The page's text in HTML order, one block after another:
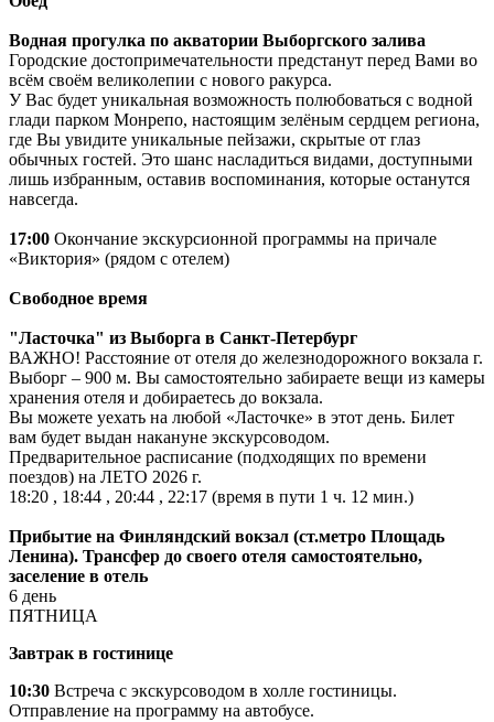
Водная прогулка по акватории Выборгского залива
Городские достопримечательности предстанут перед Вами во
всём своём великолепии с нового ракурса.
У Вас будет уникальная возможность полюбоваться с водной
глади парком Монрепо, настоящим зелёным сердцем региона,
где Вы увидите уникальные пейзажи, скрытые от глаз
обычных гостей. Это шанс насладиться видами, доступными
лишь избранным, оставив воспоминания, которые останутся
навсегда.
17:00 Окончание экскурсионной программы на причале
«Виктория» (рядом с отелем)
Свободное время
"Ласточка" из Выборга в Санкт-Петербург
ВАЖНО! Расстояние от отеля до железнодорожного вокзала г.
Выборг – 900 м. Вы самостоятельно забираете вещи из камеры
хранения отеля и добираетесь до вокзала.
Вы можете уехать на любой «Ласточке» в этот день. Билет
вам будет выдан накануне экскурсоводом.
Предварительное расписание (подходящих по времени
поездов) на ЛЕТО 2026 г.
18:20 , 18:44 , 20:44 , 22:17 (время в пути 1 ч. 12 мин.)
Прибытие на Финляндский вокзал (ст.метро Площадь
Ленина). Трансфер до своего отеля самостоятельно,
заселение в отель
6 день
ПЯТНИЦА
Завтрак в гостинице
10:30 Встреча с экскурсоводом в холле гостиницы.
Отправление на программу на автобусе.